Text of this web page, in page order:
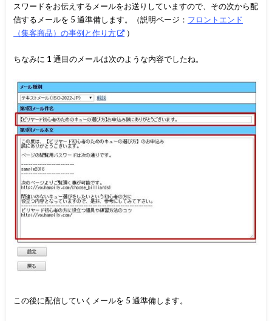
スワードをお伝えするメールをお送りしていますので、その次から配
信するメールを 5 通準備します。（説明ページ： フロントエンド
（集客商品）の事例と作り方
）
ちなみに 1 通目のメールは次のような内容でしたね。
この後に配信していくメールを 5 通準備します。